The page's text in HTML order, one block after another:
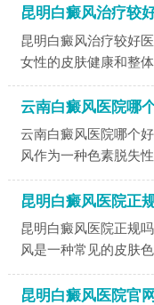
昆明白癜风治疗较
昆明白癜风治疗较好
女性的皮肤健康和整
云南白癜风医院哪
云南白癜风医院哪个
风作为一种色素脱失
昆明白癜风医院正
昆明白癜风医院正规
风是一种常见的皮肤
昆明白癜风医院官